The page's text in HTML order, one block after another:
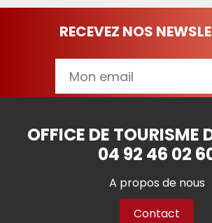
RECEVEZ NOS
OFFICE DE TOURISME
04 92 46 02
A propos de nous
Contact